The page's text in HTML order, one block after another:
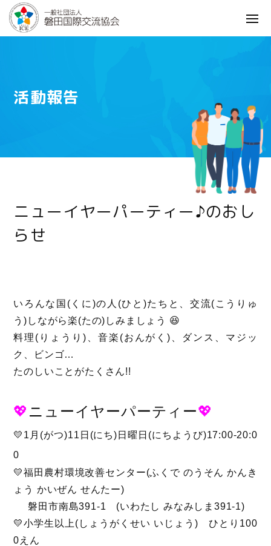
活動報告
ニューイヤーパーティー♪のおし
らせ
いろんな国(くに)の人(ひと)たちと、交流(こうりゅ
う)しながら楽(たの)しみましょう 😆
料理(りょうり)、音楽(おんがく)、ダンス、マジッ
ク、ビンゴ…
たのしいことがたくさん!!
💖 ニ ューイヤーパーティー💖
💛1月(がつ)11日(にち)日曜日(にちようび)17:00-20:0
0
💛福田農村環境改善センター(ふくで のうそん かんき
ょう かいぜん せんたー)
磐田市南島391-1 (いわたし みなみしま391-1)
💛小学生以上(しょうがくせい いじょう) ひとり100
0えん